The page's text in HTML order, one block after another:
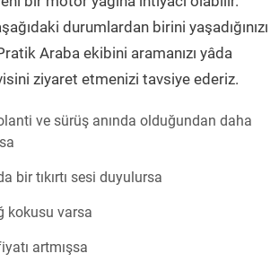
durumlardan birini yaşadığınızı
Araba ekibini aramanızı yâda
ziyaret etmenizi tavsiye ederiz.
ve sürüş anında olduğundan daha
bir tıkırtı sesi duyulursa
kokusu varsa
artmışsa